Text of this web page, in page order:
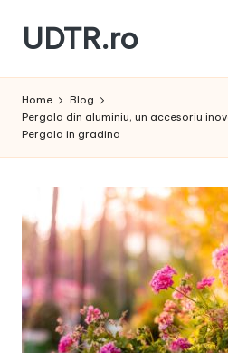
Skip
content
UDTR.ro
te
rascoleste...
Home
Blog
Pergola din aluminiu, un accesoriu
Pergola in gradina